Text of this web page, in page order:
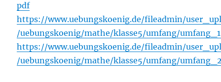
pdf
https://www.uebungskoenig.de/fileadmin/
/uebungskoenig/mathe/klasse5/umfang/
https://www.uebungskoenig.de/fileadmin/
/uebungskoenig/mathe/klasse5/umfang/